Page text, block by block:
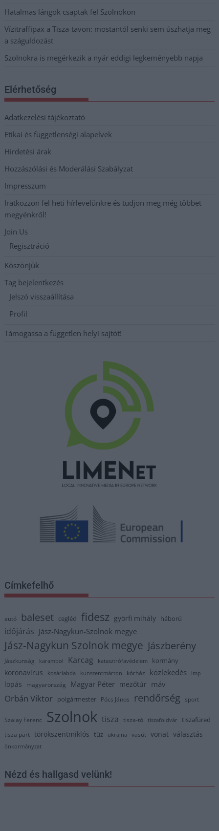
Hatalmas lángok csaptak fel Szolnokon
Vízitraffipax a Tisza-tavon: mostantól senki sem úszhatja meg
a száguldozást
Szolnokra is megérkezik a nyár eddigi legkeményebb napja
Elérhetőség
Adatkezelési tájékoztató
Etikai és függetlenségi alapelvek
Hirdetési árak
Hozzászólási és Moderálási Szabályzat
Impresszum
Iratkozzon fel heti hírlevelünkre és tudjon meg még többet
megyénkről!
Join Us
Regisztráció
Köszönjük
Tag bejelentkezés
Jelszó visszaállítása
Profil
Támogassa a független helyi sajtót!
Címkefelhő
autó baleset cegléd fidesz györfi mihály háború
időjárás Jász-Nagykun-Szolnok megye
Jász-Nagykun Szolnok megye Jászberény
Jászkunság karambol Karcag katasztrófavédelem kormány
koronavírus kosárlabda kunszentmárton kórház közlekedés lmp
lopás magyarország Magyar Péter mezőtúr máv
Orbán Viktor polgármester Pócs János rendőrség sport
Szalay Ferenc Szolnok tisza tisza-tó tiszaföldvár tiszafüred
tisza part törökszentmiklós tűz ukrajna vasút vonat választás
önkormányzat
Nézd és hallgasd velünk!